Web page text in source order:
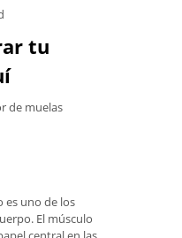
tu
de muelas
es uno de los
El músculo